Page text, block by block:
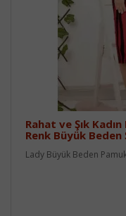
Rahat ve Şık
Renk Büyük Beden
Lady Büyük Beden